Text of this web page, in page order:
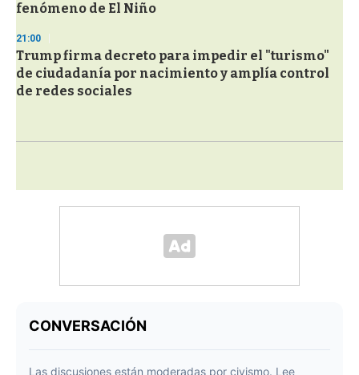
fenómeno de El Niño
21:00
Trump firma decreto para impedir el "turismo"
de ciudadanía por nacimiento y amplía control
de redes sociales